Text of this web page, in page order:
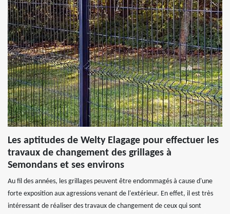
Les aptitudes de Welty Elagage pour effectuer les
travaux de changement des grillages à
Semondans et ses environs
Au fil des années, les grillages peuvent être endommagés à cause d'une
forte exposition aux agressions venant de l'extérieur. En effet, il est très
intéressant de réaliser des travaux de changement de ceux qui sont